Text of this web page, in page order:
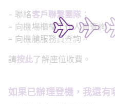
- 聯絡客戶聯繫團隊 ；
- 向機場櫃檯工作人員查詢；
- 向機艙服務員查詢。
請按此了解座位收費。
如果已辦理登機，我還有